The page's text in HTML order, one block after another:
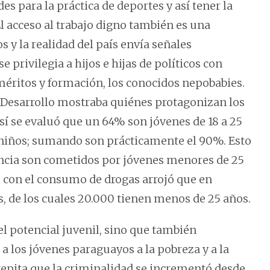
para la práctica de deportes y así tener la
al trabajo digno también es una
y la realidad del país envía señales
privilegia a hijos e hijas de políticos con
y formación, los conocidos nepobabies.
mostraba quiénes protagonizan los
evaluó que un 64% son jóvenes de 18 a 25
sumando son prácticamente el 90%. Esto
son cometidos por jóvenes menores de 25
el consumo de drogas arrojó que en
los cuales 20.000 tienen menos de 25 años.
potencial juvenil, sino que también
los jóvenes paraguayos a la pobreza y a la